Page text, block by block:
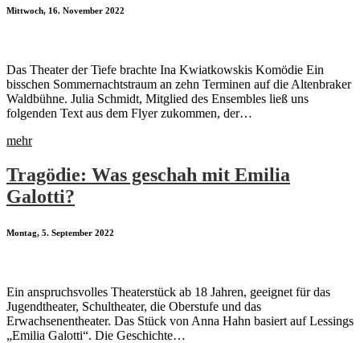
Mittwoch, 16. November 2022
Das Theater der Tiefe brachte Ina Kwiatkowskis Komödie Ein
bisschen Sommernachtstraum an zehn Terminen auf die Altenbraker
Waldbühne. Julia Schmidt, Mitglied des Ensembles ließ uns
folgenden Text aus dem Flyer zukommen, der…
mehr
Tragödie: Was geschah mit Emilia
Galotti?
Montag, 5. September 2022
Ein anspruchsvolles Theaterstück ab 18 Jahren, geeignet für das
Jugendtheater, Schultheater, die Oberstufe und das
Erwachsenentheater. Das Stück von Anna Hahn basiert auf Lessings
„Emilia Galotti“. Die Geschichte…